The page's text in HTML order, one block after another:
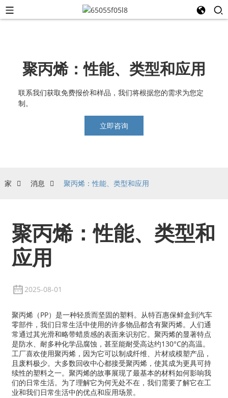
聚丙烯：性能、类型和应用
联系我们获取免费报价和样品，我们将根据您的需求为您定
制。
立即咨询
家 消息 聚丙烯：性能、类型和应用
聚丙烯：性能、类型和
应用
2025-08-01
聚丙烯（PP）是一种轻质而坚固的塑料。从特百惠保鲜盒到汽车
零部件，我们日常生活中使用的许多物品都含有聚丙烯。人们通
常通过其光滑和略带蜡质感的表面来识别它。聚丙烯的显著特点
是防水、耐多种化学品腐蚀，甚至能耐受高达约130°C的高温。
工厂喜欢使用聚丙烯，因为它可以制成纤维、片材或模塑产品，
且废料极少。大多数回收中心都接受聚丙烯，使其成为更具可持
续性的塑料之一。聚丙烯的故事展现了最基本的材料如何影响我
们的日常生活。为了理解它为何无处不在，我们需要了解它在工
业和我们日常生活中的优点和应用场景。